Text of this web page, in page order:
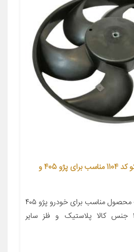
پروانه فن رادياتور ایساکو کد 1104 مناسب برای پژو 405 و
معرفی محصول جزئیات محصول مناسب برای خودرو پژو ۴۰۵
تعداد در بسته‌بندی ۱ جنس کالا پلاستیک و فلز سایر